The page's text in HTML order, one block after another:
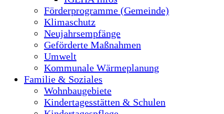
Förderprogramme (Gemeinde)
Klimaschutz
Neujahrsempfänge
Geförderte Maßnahmen
Umwelt
Kommunale Wärmeplanung
Familie & Soziales
Wohnbaugebiete
Kindertagesstätten & Schulen